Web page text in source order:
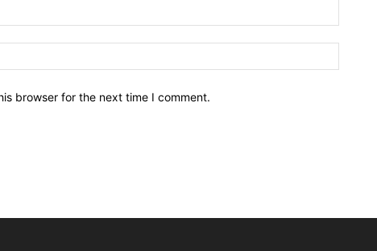
browser for the next time I comment.